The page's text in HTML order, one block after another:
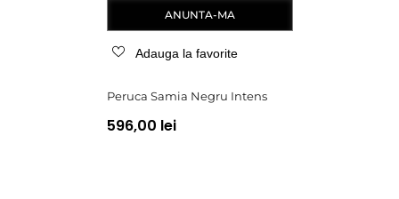
ANUNTA-MA
Adauga la favorite
Peruca Samia Negru Intens
596,00 lei